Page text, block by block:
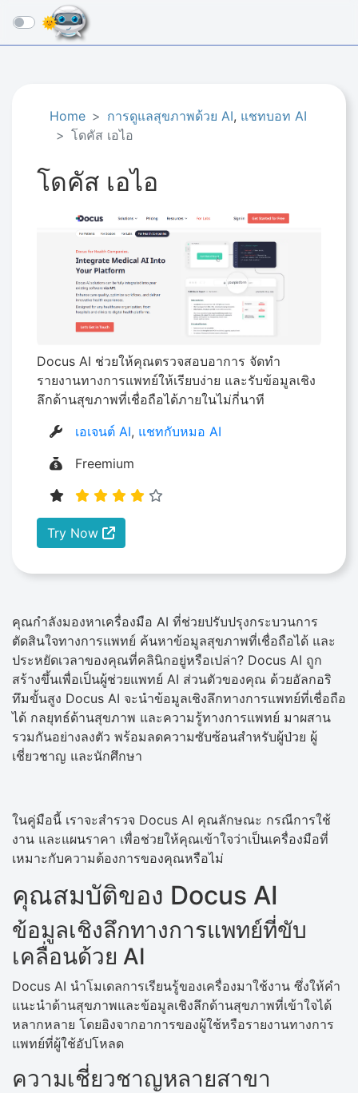
☰
Home การดูแลสุขภาพด้วย AI, แชทบอท AI
โดคัส เอไอ
โดคัส เอไอ
Docus AI ช่วยให้คุณตรวจสอบอาการ จัดทำ
รายงานทางการแพทย์ให้เรียบง่าย และรับข้อมูลเชิง
ลึกด้านสุขภาพที่เชื่อถือได้ภายในไม่กี่นาที
เอเจนต์ AI, แชทกับหมอ AI
Freemium
Try Now
คุณกำลังมองหาเครื่องมือ AI ที่ช่วยปรับปรุงกระบวนการ
ตัดสินใจทางการแพทย์ ค้นหาข้อมูลสุขภาพที่เชื่อถือได้ และ
ประหยัดเวลาของคุณที่คลินิกอยู่หรือเปล่า? Docus AI ถูก
สร้างขึ้นเพื่อเป็นผู้ช่วยแพทย์ AI ส่วนตัวของคุณ ด้วยอัลกอริ
ทึมขั้นสูง Docus AI จะนำข้อมูลเชิงลึกทางการแพทย์ที่เชื่อถือ
ได้ กลยุทธ์ด้านสุขภาพ และความรู้ทางการแพทย์ มาผสาน
รวมกันอย่างลงตัว พร้อมลดความซับซ้อนสำหรับผู้ป่วย ผู้
เชี่ยวชาญ และนักศึกษา
ในคู่มือนี้ เราจะสำรวจ Docus AI คุณลักษณะ กรณีการใช้
งาน และแผนราคา เพื่อช่วยให้คุณเข้าใจว่าเป็นเครื่องมือที่
เหมาะกับความต้องการของคุณหรือไม่
คุณสมบัติของ Docus AI
ข้อมูลเชิงลึกทางการแพทย์ที่ขับ
เคลื่อนด้วย AI
Docus AI นำโมเดลการเรียนรู้ของเครื่องมาใช้งาน ซึ่งให้คำ
แนะนำด้านสุขภาพและข้อมูลเชิงลึกด้านสุขภาพที่เข้าใจได้
หลากหลาย โดยอิงจากอาการของผู้ใช้หรือรายงานทางการ
แพทย์ที่ผู้ใช้อัปโหลด
ความเชี่ยวชาญหลายสาขา